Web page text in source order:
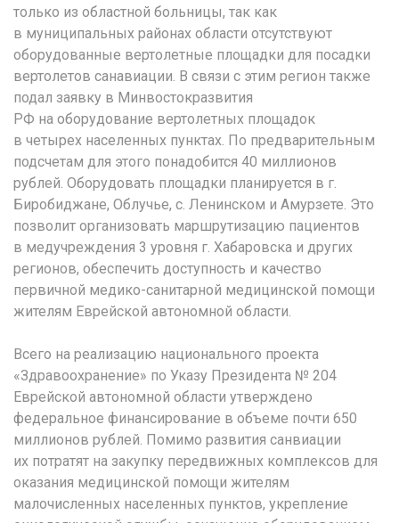
только из областной больницы, так как
в муниципальных районах области отсутствуют
оборудованные вертолетные площадки для посадки
вертолетов санавиации. В связи с этим регион также
подал заявку в Минвостокразвития
РФ на оборудование вертолетных площадок
в четырех населенных пунктах. По предварительным
подсчетам для этого понадобится 40 миллионов
рублей. Оборудовать площадки планируется в г.
Биробиджане, Облучье, с. Ленинском и Амурзете. Это
позволит организовать маршрутизацию пациентов
в медучреждения 3 уровня г. Хабаровска и других
регионов, обеспечить доступность и качество
первичной медико-санитарной медицинской помощи
жителям Еврейской автономной области.
Всего на реализацию национального проекта
«Здравоохранение» по Указу Президента № 204
Еврейской автономной области утверждено
федеральное финансирование в объеме почти 650
миллионов рублей. Помимо развития санвиации
их потратят на закупку передвижных комплексов для
оказания медицинской помощи жителям
малочисленных населенных пунктов, укрепление